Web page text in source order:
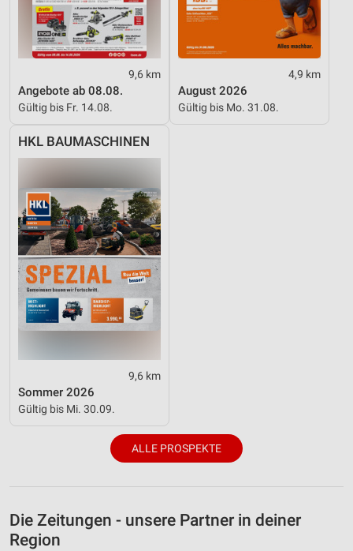
9,6 km
Angebote ab 08.08.
Gültig bis Fr. 14.08.
4,9 km
August 2026
Gültig bis Mo. 31.08.
HKL BAUMASCHINEN
9,6 km
Sommer 2026
Gültig bis Mi. 30.09.
ALLE PROSPEKTE
Die Zeitungen - unsere Partner in deiner
Region
IAB-Besonderheiten:
Verwendung genauer Standortdaten
Geräte anhand von aktiv angeforderten
Informationen identifizieren
Nicht-IAB-Verarbeitungszwecke:
Notwendig
Funktional
Werbung